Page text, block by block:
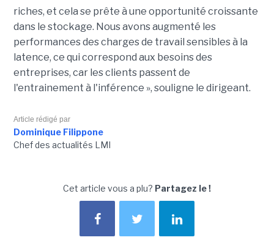
riches, et cela se prête à une opportunité croissante
dans le stockage. Nous avons augmenté les
performances des charges de travail sensibles à la
latence, ce qui correspond aux besoins des
entreprises, car les clients passent de
l'entrainement à l'inférence », souligne le dirigeant.
Article rédigé par
Dominique Filippone
Chef des actualités LMI
Cet article vous a plu? Partagez le !